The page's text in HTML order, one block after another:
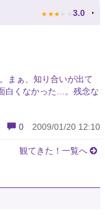
★ ★ ★ ★ ★ 3.0
まぁ、知り合いが出て
白くなかった…。残念な
0 2009/01/20 12:10
観てきた！一覧へ